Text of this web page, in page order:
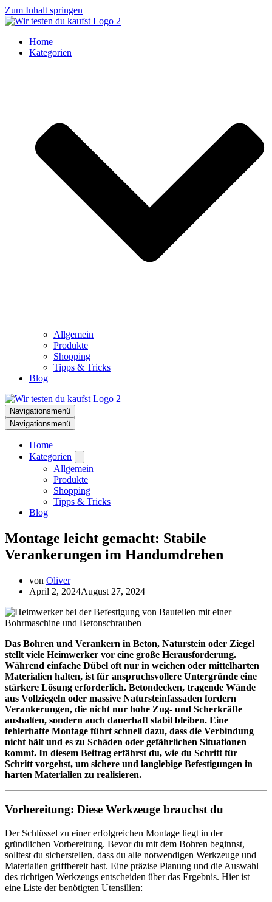
Zum Inhalt springen
Home
Kategorien
Allgemein
Produkte
Shopping
Tipps & Tricks
Blog
Navigationsmenü
Navigationsmenü
Home
Kategorien
Allgemein
Produkte
Shopping
Tipps & Tricks
Blog
Montage leicht gemacht: Stabile
Verankerungen im Handumdrehen
von Oliver
April 2, 2024August 27, 2024
Das Bohren und Verankern in Beton, Naturstein oder Ziegel
stellt viele Heimwerker vor eine große Herausforderung.
Während einfache Dübel oft nur in weichen oder mittelharten
Materialien halten, ist für anspruchsvollere Untergründe eine
stärkere Lösung erforderlich. Betondecken, tragende Wände
aus Vollziegeln oder massive Natursteinfassaden fordern
Verankerungen, die nicht nur hohe Zug- und Scherkräfte
aushalten, sondern auch dauerhaft stabil bleiben. Eine
fehlerhafte Montage führt schnell dazu, dass die Verbindung
nicht hält und es zu Schäden oder gefährlichen Situationen
kommt. In diesem Beitrag erfährst du, wie du Schritt für
Schritt vorgehst, um sichere und langlebige Befestigungen in
harten Materialien zu realisieren.
Vorbereitung: Diese Werkzeuge brauchst du
Der Schlüssel zu einer erfolgreichen Montage liegt in der
gründlichen Vorbereitung. Bevor du mit dem Bohren beginnst,
solltest du sicherstellen, dass du alle notwendigen Werkzeuge und
Materialien griffbereit hast. Eine präzise Planung und die Auswahl
des richtigen Werkzeugs entscheiden über das Ergebnis. Hier ist
eine Liste der benötigten Utensilien: